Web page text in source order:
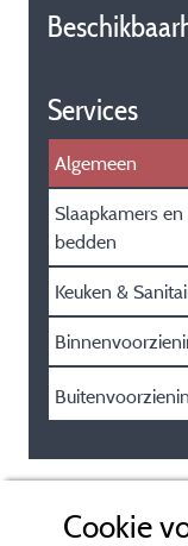
Services
Algemeen
Slaapkamers en
bedden
Keuken &
Cookie